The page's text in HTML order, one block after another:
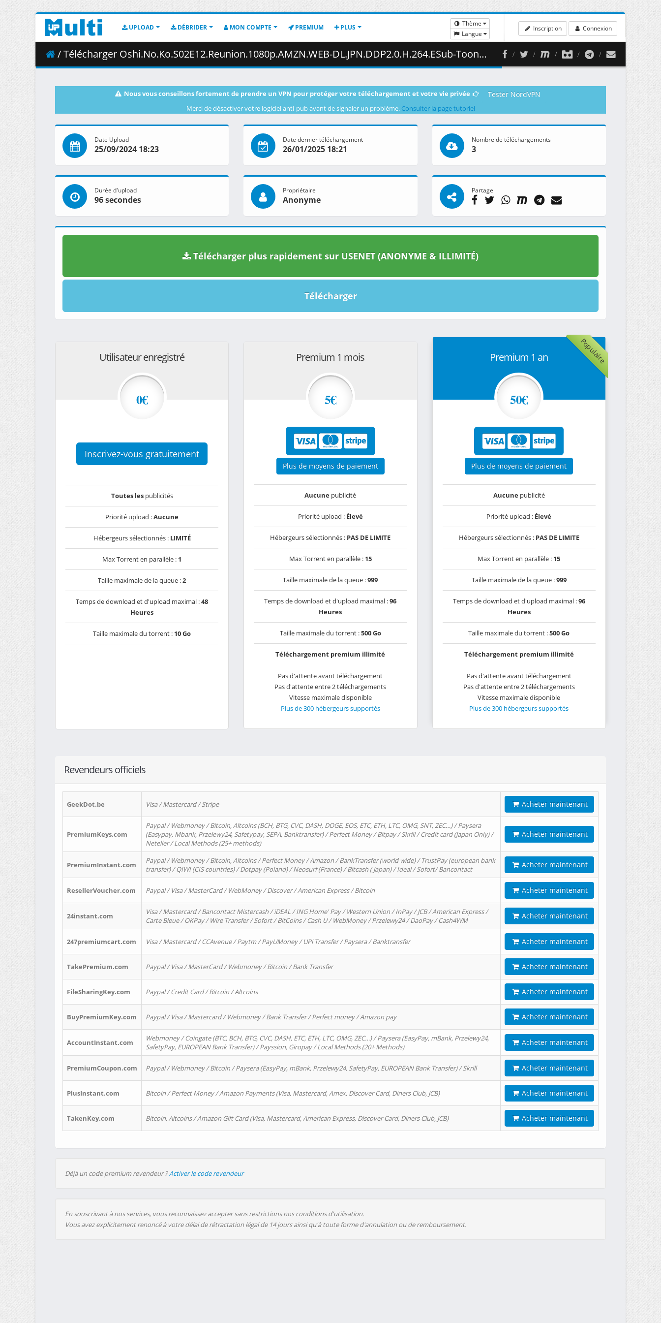
UPLOAD DÉBRIDER MON COMPTE PREMIUM PLUS
Thème
Langue
Inscription Connexion
/ Télécharger Oshi.No.Ko.S02E12.Reunion.1080p.AMZN.WEB-DL.JPN.DDP2.0.H.264.ESub-ToonsHub.mkv.001 ( 390.70 MB )
Nous vous conseillons fortement de prendre un VPN pour protéger votre téléchargement et votre vie privée Tester NordVPN
Merci de désactiver votre logiciel anti-pub avant de signaler un problème. Consulter la page tutoriel
Date Upload
25/09/2024 18:23
Date dernier téléchargement
26/01/2025 18:21
Nombre de téléchargements
3
Durée d'upload
96 secondes
Propriétaire
Anonyme
Partage
Télécharger plus rapidement sur USENET (ANONYME & ILLIMITÉ)
Télécharger
Utilisateur enregistré
0€
Inscrivez-vous gratuitement
Toutes lespublicités
Priorité upload :Aucune
Hébergeurs sélectionnés : LIMITÉ
Max Torrent en parallèle : 1
Taille maximale de la queue :2
Temps de download et d'upload maximal :48
Heures
Taille maximale du torrent : 10 Go
Premium 1 mois
5€
Plus de moyens de paiement
Aucune publicité
Priorité upload : Élevé
Hébergeurs sélectionnés : PAS DE LIMITE
Max Torrent en parallèle : 15
Taille maximale de la queue :999
Temps de download et d'upload maximal :96
Heures
Taille maximale du torrent :500 Go
Téléchargement premium illimité
Pas d'attente avant téléchargement
Pas d'attente entre 2 téléchargements
Vitesse maximale disponible
Plus de 300 hébergeurs supportés
Populaire
Premium 1 an
50€
Plus de moyens de paiement
Aucunepublicité
Priorité upload : Élevé
Hébergeurs sélectionnés : PAS DE LIMITE
Max Torrent en parallèle : 15
Taille maximale de la queue :999
Temps de download et d'upload maximal :96
Heures
Taille maximale du torrent :500 Go
Téléchargement premium illimité
Pas d'attente avant téléchargement
Pas d'attente entre 2 téléchargements
Vitesse maximale disponible
Plus de 300 hébergeurs supportés
Revendeurs officiels
GeekDot.be Visa / Mastercard / Stripe Acheter maintenant
PremiumKeys.com
Paypal / Webmoney / Bitcoin, Altcoins (BCH, BTG, CVC, DASH, DOGE, EOS, ETC, ETH, LTC, OMG, SNT, ZEC…) / Paysera
(Easypay, Mbank, Przelewy24, Safetypay, SEPA, Banktransfer) / Perfect Money / Bitpay / Skrill / Credit card (Japan Only) /
Neteller / Local Methods (25+ methods)
Acheter maintenant
PremiumInstant.com
Paypal / Webmoney / Bitcoin, Altcoins / Perfect Money / Amazon / BankTransfer (world wide) / TrustPay (european bank
transfer) / QIWI (CIS countries) / Dotpay (Poland) / Neosurf (France) / Bitcash ( Japan) / Ideal / Sofort/ Bancontact
Acheter maintenant
ResellerVoucher.com Paypal / Visa / MasterCard / WebMoney / Discover / American Express / Bitcoin Acheter maintenant
24instant.com
Visa / Mastercard / Bancontact Mistercash / iDEAL / ING Home' Pay / Western Union / InPay / JCB / American Express /
Carte Bleue / OKPay / Wire Transfer / Sofort / BitCoins / Cash U / WebMoney / Przelewy24 / DaoPay / Cash4WM
Acheter maintenant
247premiumcart.com Visa / Mastercard / CCAvenue / Paytm / PayUMoney / UPi Transfer / Paysera / Banktransfer Acheter maintenant
TakePremium.com Paypal / Visa / MasterCard / Webmoney / Bitcoin / Bank Transfer Acheter maintenant
FileSharingKey.com Paypal / Credit Card / Bitcoin / Altcoins Acheter maintenant
BuyPremiumKey.com Paypal / Visa / Mastercard / Webmoney / Bank Transfer / Perfect money / Amazon pay Acheter maintenant
AccountInstant.com
Webmoney / Coingate (BTC, BCH, BTG, CVC, DASH, ETC, ETH, LTC, OMG, ZEC…) / Paysera (EasyPay, mBank, Przelewy24,
SafetyPay, EUROPEAN Bank Transfer) / Payssion, Giropay / Local Methods (20+ Methods)
Acheter maintenant
PremiumCoupon.com Paypal / Webmoney / Bitcoin / Paysera (EasyPay, mBank, Przelewy24, SafetyPay, EUROPEAN Bank Transfer) / Skrill Acheter maintenant
PlusInstant.com Bitcoin / Perfect Money / Amazon Payments (Visa, Mastercard, Amex, Discover Card, Diners Club, JCB) Acheter maintenant
TakenKey.com Bitcoin, Altcoins / Amazon Gift Card (Visa, Mastercard, American Express, Discover Card, Diners Club, JCB) Acheter maintenant
Déjà un code premium revendeur ?Activer le code revendeur
En souscrivant à nos services, vous reconnaissez accepter sans restrictions nos conditions d'utilisation.
Vous avez explicitement renoncé à votre délai de rétractation légal de 14 jours ainsi qu'à toute forme d'annulation ou de remboursement.